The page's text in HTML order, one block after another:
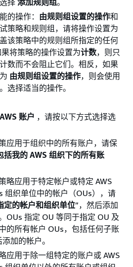
择 添加规则组。
的操作： 由规则组设置的操作和
策略和规则组，请将操作设置为
该策略中的规则组所指定的任何
将策略的操作设置为计数，则只
数而不会阻止它们。相反，如果
由规则组设置的操作，则会使用
选择适当的操作。
账户 ，请按以下方式选择选
应用于组织中的所有账户，请保
括我的 AWS 组织下的所有账
略应用于特定帐户或特定 AWS
组织单位中的帐户（OUs），请
定的帐户和组织单位”，然后添加
OUs 指定 OU 等同于指定 OU 及
的所有帐户 OUs，包括任何子账
加的帐户。
应用于除一组特定的账户或 AWS